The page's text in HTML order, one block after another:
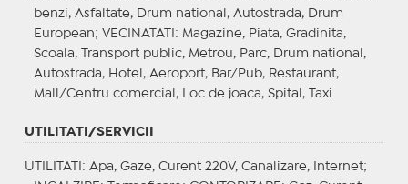
benzi, Asfaltate, Drum national, Autostrada, Drum
European; VECINATATI : Magazine, Piata, Gradinita,
Scoala, Transport public, Metrou, Parc, Drum national,
Autostrada, Hotel, Aeroport, Bar/Pub, Restaurant,
Mall/Centru comercial, Loc de joaca, Spital, Taxi
UTILITATI/SERVICII
UTILITATI : Apa, Gaze, Curent 220V, Canalizare, Internet;